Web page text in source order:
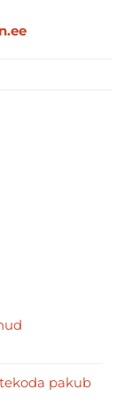
pakub